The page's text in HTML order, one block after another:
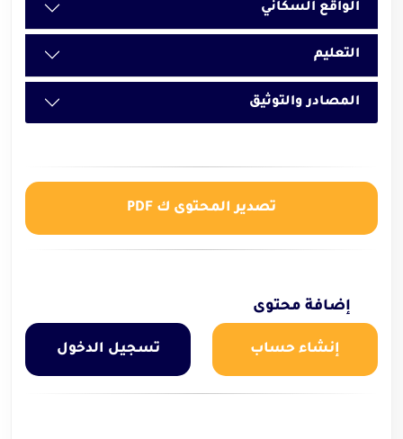
الواقع السكاني
التعليم
المصادر والتوثيق
تصدير المحتوى ك PDF
إضافة محتوى
إنشاء حساب تسجيل الدخول